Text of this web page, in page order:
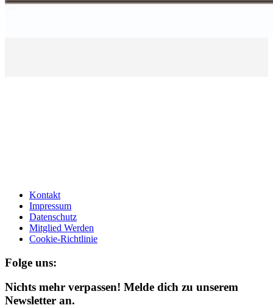
Kontakt
Impressum
Datenschutz
Mitglied Werden
Cookie-Richtlinie
Folge uns:
Nichts mehr verpassen! Melde dich zu unserem
Newsletter an.